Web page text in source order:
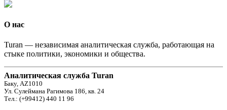
О нас
Turan — независимая аналитическая служба, работающая на
стыке политики, экономики и общества.
Аналитическая служба Turan
Баку, AZ1010
Ул. Сулеймана Рагимова 186, кв. 24
Тел.: (+99412) 440 11 96